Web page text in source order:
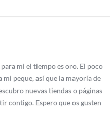
mi el tiempo es oro. El poco
peque, así que la mayoría de
nuevas tiendas o páginas
contigo. Espero que os gusten